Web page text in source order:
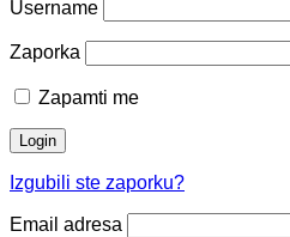
Username
Zaporka
Zapamti me
Login
Izgubili ste zaporku?
Email adresa